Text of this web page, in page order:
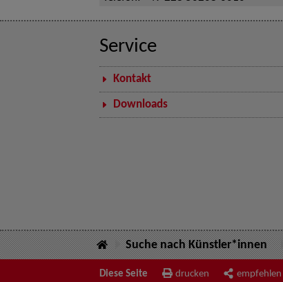
Service
Kontakt
Downloads
Suche nach Künstler*innen
Diese Seite drucken empfehlen